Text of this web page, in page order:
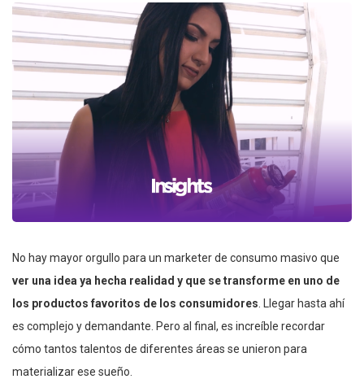
No hay mayor orgullo para un marketer de consumo masivo que
ver una idea ya hecha realidad y que se transforme en uno de
los productos favoritos de los consumidores . Llegar hasta ahí
es complejo y demandante. Pero al final, es increíble recordar
cómo tantos talentos de diferentes áreas se unieron para
materializar ese sueño.